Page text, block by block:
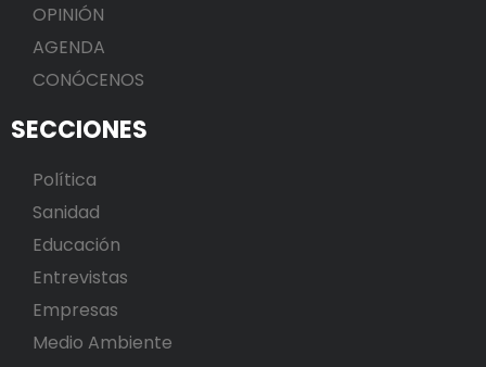
OPINIÓN
AGENDA
CONÓCENOS
SECCIONES
Política
Sanidad
Educación
Entrevistas
Empresas
Medio Ambiente